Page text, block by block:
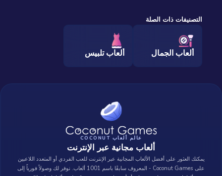
التصنيفات ذات الصلة
ألعاب الجمال ألعاب تلبيس
عالم ألعاب COCONUT
ألعاب مجانية عبر الإنترنت
يمكنك العثور على أفضل الألعاب المجانية عبر الإنترنت للعب الفردي أو المتعدد اللاعبين
على Coconut Games - المعروف سابقًا باسم 1001 ألعاب. نوفر لك وصولاً فورياً إلى